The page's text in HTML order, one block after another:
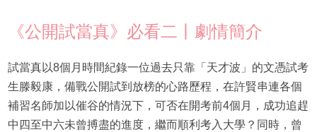
《公開試當真》必看二丨劇情簡介
試當真以8個月時間紀錄一位過去只靠「天才波」的文憑試考
生滕毅康，備戰公開試到放榜的心路歷程，在許賢串連各個
補習名師加以催谷的情況下，可否在開考前4個月，成功追趕
中四至中六未曾搏盡的進度，繼而順利考入大學？同時，曾